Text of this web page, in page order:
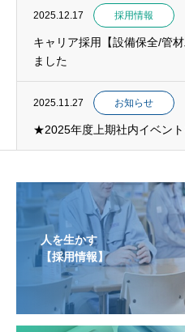
2025.12.17 採用情報
キャリア採用【設備保全/管
ました
2025.11.27 お知らせ
★2025年度上期社内イベン
人を生かす
【採用情報】